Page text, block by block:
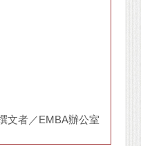
文者／EMBA辦公室